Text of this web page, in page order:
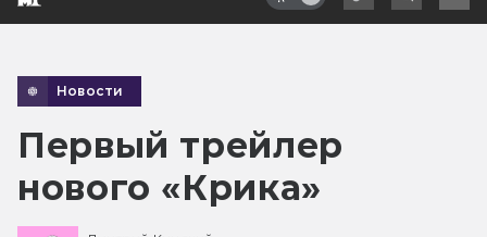
Новости
Первый трейлер
нового «Крика»